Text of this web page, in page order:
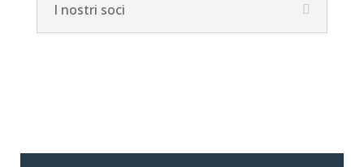
I nostri soci